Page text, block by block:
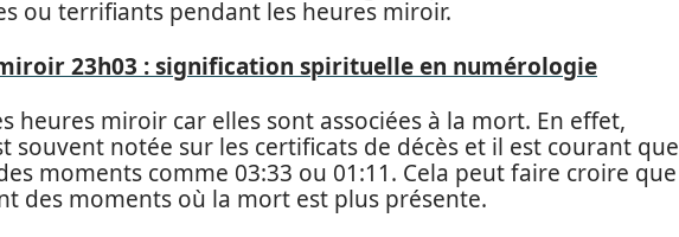
ou terrifiants pendant les heures miroir.
23h03 : signification spirituelle en numérologie
heures miroir car elles sont associées à la mort. En effet,
souvent notée sur les certificats de décès et il est courant que
moments comme 03:33 ou 01:11. Cela peut faire croire que
des moments où la mort est plus présente.